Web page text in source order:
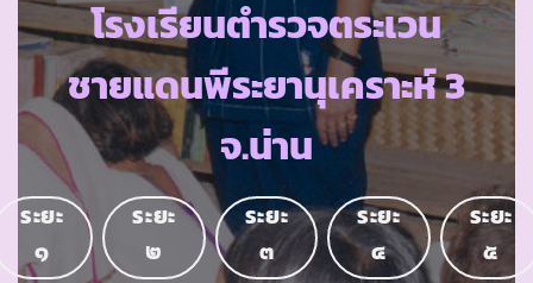
โรงเรียนตำรวจตระเวน
ชายแดนพีระยานุเคราะห์ 3
จ.น่าน
ระยะ
๑
ระยะ
๒
ระยะ
๓
ระยะ
๔
ระยะ
๕